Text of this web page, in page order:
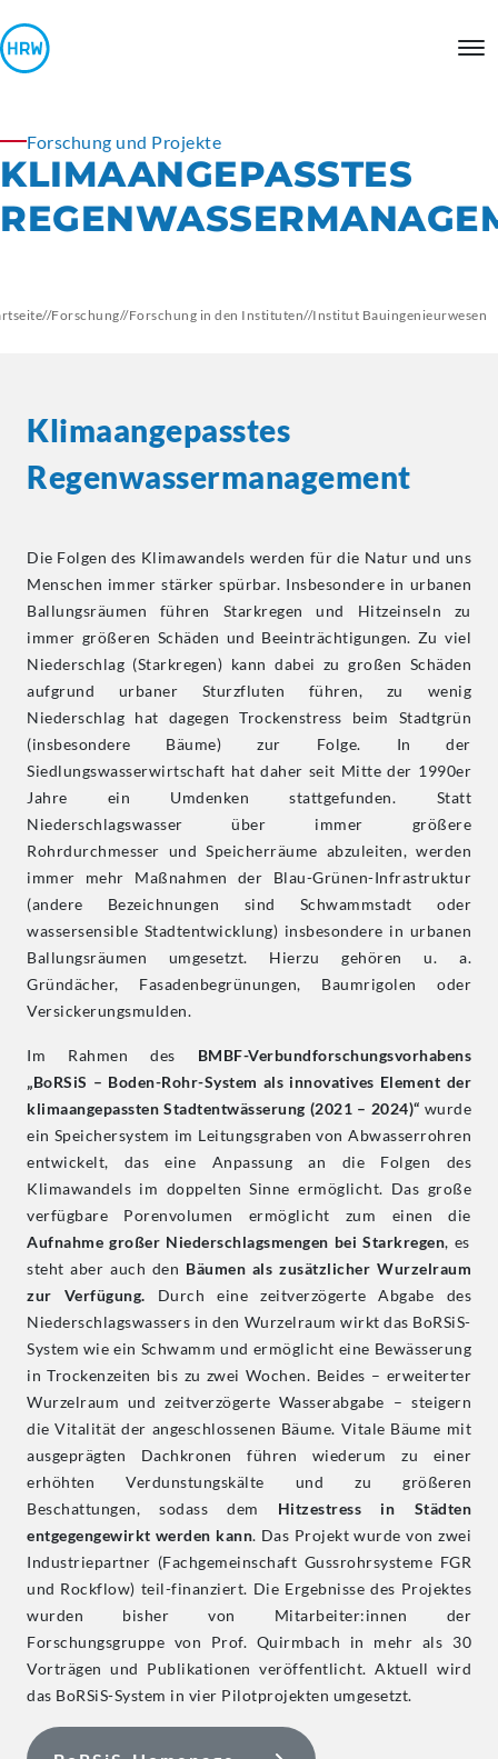
Forschung und Projekte
KLIMAANGEPASSTES
//Forschung//Forschung in den Instituten//Institut Bauingenieurwesen
Klimaangepasstes
Regenwassermanagement
Die Folgen des Klimawandels werden für die Natur und uns
Menschen immer stärker spürbar. Insbesondere in urbanen
Ballungsräumen führen Starkregen und Hitzeinseln zu
immer größeren Schäden und Beeinträchtigungen. Zu viel
Niederschlag (Starkregen) kann dabei zu großen Schäden
aufgrund urbaner Sturzfluten führen, zu wenig
Niederschlag hat dagegen Trockenstress beim Stadtgrün
(insbesondere Bäume) zur Folge. In der
Siedlungswasserwirtschaft hat daher seit Mitte der 1990er
Jahre ein Umdenken stattgefunden. Statt
Niederschlagswasser über immer größere
Rohrdurchmesser und Speicherräume abzuleiten, werden
immer mehr Maßnahmen der Blau-Grünen-Infrastruktur
(andere Bezeichnungen sind Schwammstadt oder
wassersensible Stadtentwicklung) insbesondere in urbanen
Ballungsräumen umgesetzt. Hierzu gehören u. a.
Gründächer, Fasadenbegrünungen, Baumrigolen oder
Versickerungsmulden.
Im Rahmen des BMBF-Verbundforschungsvorhabens
„BoRSiS – Boden-Rohr-System als innovatives Element der
klimaangepassten Stadtentwässerung (2021 – 2024)“ wurde
ein Speichersystem im Leitungsgraben von Abwasserrohren
entwickelt, das eine Anpassung an die Folgen des
Klimawandels im doppelten Sinne ermöglicht. Das große
verfügbare Porenvolumen ermöglicht zum einen die
Aufnahme großer Niederschlagsmengen bei Starkregen, es
steht aber auch den Bäumen als zusätzlicher Wurzelraum
zur Verfügung. Durch eine zeitverzögerte Abgabe des
Niederschlagswassers in den Wurzelraum wirkt das BoRSiS-
System wie ein Schwamm und ermöglicht eine Bewässerung
in Trockenzeiten bis zu zwei Wochen. Beides – erweiterter
Wurzelraum und zeitverzögerte Wasserabgabe – steigern
die Vitalität der angeschlossenen Bäume. Vitale Bäume mit
ausgeprägten Dachkronen führen wiederum zu einer
erhöhten Verdunstungskälte und zu größeren
Beschattungen, sodass dem Hitzestress in Städten
entgegengewirkt werden kann. Das Projekt wurde von zwei
Industriepartner (Fachgemeinschaft Gussrohrsysteme FGR
und Rockflow) teil-finanziert. Die Ergebnisse des Projektes
wurden bisher von Mitarbeiter:innen der
Forschungsgruppe von Prof. Quirmbach in mehr als 30
Vorträgen und Publikationen veröffentlicht. Aktuell wird
das BoRSiS-System in vier Pilotprojekten umgesetzt.